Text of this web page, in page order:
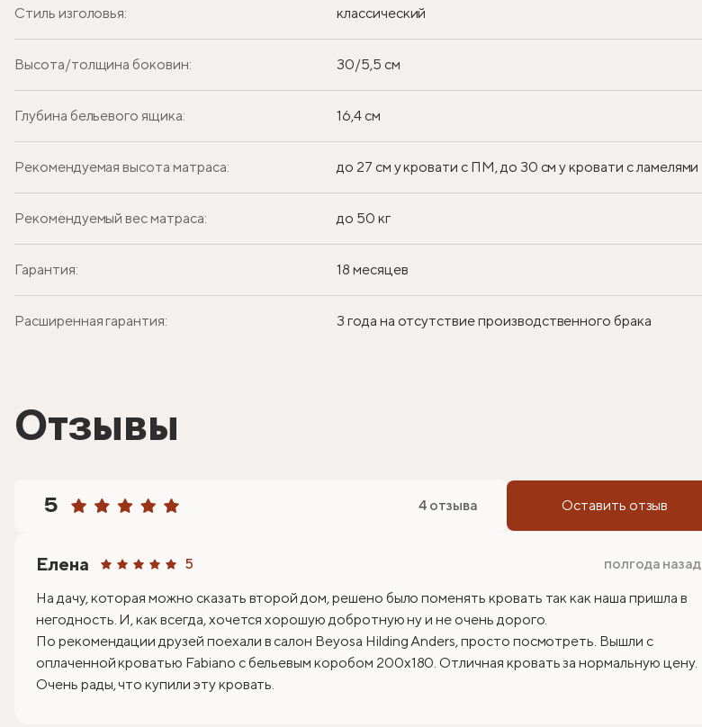
Стиль изголовья: классический
Высота/толщина боковин: 30/5,5 см
Глубина бельевого ящика: 16,4 см
Рекомендуемая высота матраса: до 27 см у кровати с ПМ, до 30 см у кровати с ламелями
Рекомендуемый вес матраса: до 50 кг
Гарантия: 18 месяцев
Расширенная гарантия: 3 года на отсутствие производственного брака
Отзывы
5 4 отзыва Оставить отзыв
Елена 5
полгода назад
На дачу, которая можно сказать второй дом, решено было поменять кровать так как наша пришла в
негодность. И, как всегда, хочется хорошую добротную ну и не очень дорого.
По рекомендации друзей поехали в салон Beyosa Hilding Anders, просто посмотреть. Вышли с
оплаченной кроватью Fabiano с бельевым коробом 200х180. Отличная кровать за нормальную цену.
Очень рады, что купили эту кровать.